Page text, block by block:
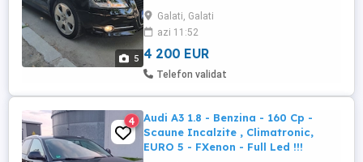
5
Jante aliaj Proiectoare ceata Cornering
Cârlig tractare + priza Taxe la zi! Se vinde
cu Fiscal
Galati, Galati
azi 11:52
4 200 EUR
Telefon validat
4
Audi A3 1.8 - Benzina - 160 Cp -
Scaune Incalzite , Climatronic,
EURO 5 - FXenon - Full Led !!!